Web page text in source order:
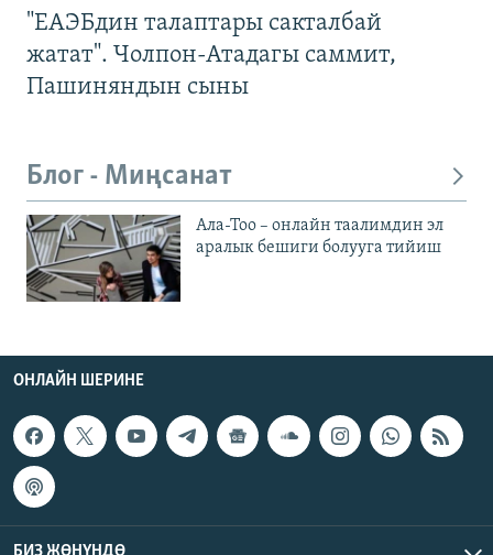
"ЕАЭБдин талаптары сакталбай
жатат". Чолпон-Атадагы саммит,
Пашиняндын сыны
Блог - Миңсанат
Ала-Тоо – онлайн таалимдин эл
аралык бешиги болууга тийиш
ОНЛАЙН ШЕРИНЕ